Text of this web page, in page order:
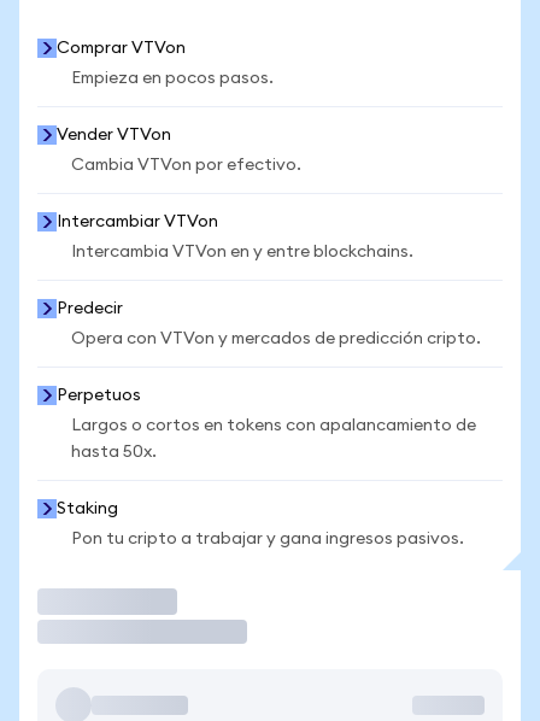
Comprar VTVon
Empieza en pocos pasos.
Vender VTVon
Cambia VTVon por efectivo.
Intercambiar VTVon
Intercambia VTVon en y entre blockchains.
Predecir
Opera con VTVon y mercados de predicción cripto.
Perpetuos
Largos o cortos en tokens con apalancamiento de
hasta 50x.
Staking
Pon tu cripto a trabajar y gana ingresos pasivos.